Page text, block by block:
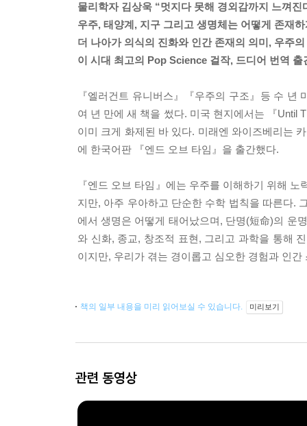
물리학자 김상욱 “멋지다 못해 경외감까지 느껴진
우주, 태양계, 지구 그리고 생명체는 어떻게 존재
더 나아가 의식의 진화와 인간 존재의 의미, 우주
이 시대 최고의 Pop Science 걸작, 드디어 번역 출
『엘러건트 유니버스』『우주의 구조』등 수 년
여 년 만에 새 책을 썼다. 미국 현지에서는 『Until
이미 크게 화제된 바 있다. 미래엔 와이즈베리는
에 한국어판 『엔드 오브 타임』을 출간했다.
『엔드 오브 타임』에는 우주를 이해하기 위해
지만, 아주 우아하고 단순한 수학 법칙을 따른다.
에서 생명은 어떻게 태어났으며, 단명(短命)의 운
와 신화, 종교, 창조적 표현, 그리고 과학을 통해
이지만, 우리가 겪는 경이롭고 심오한 경험과 인
책의 일부 내용을 미리 읽어보실 수 있습니다. 미리보기
관련 동영상